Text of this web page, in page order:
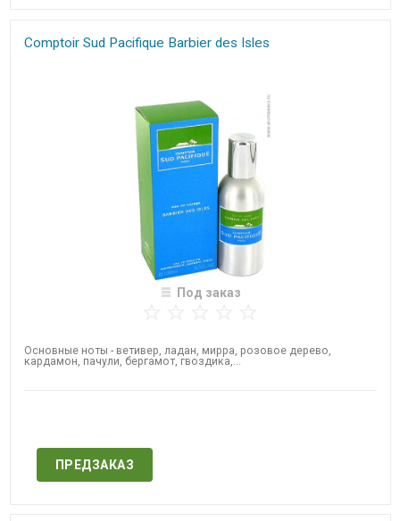
Comptoir Sud Pacifique​ Barbier des Isles
Под заказ
Основные ноты - ветивер, ладан, мирра, розовое дерево,
кардамон, пачули, бергамот, гвоздика,...
ПРЕДЗАКАЗ